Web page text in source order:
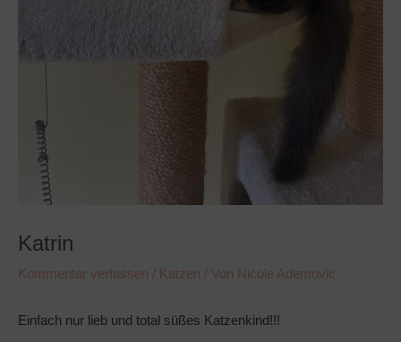
Katrin
Kommentar verfassen / Katzen / Von Nicole Ademovic
Einfach nur lieb und total süßes Katzenkind!!!